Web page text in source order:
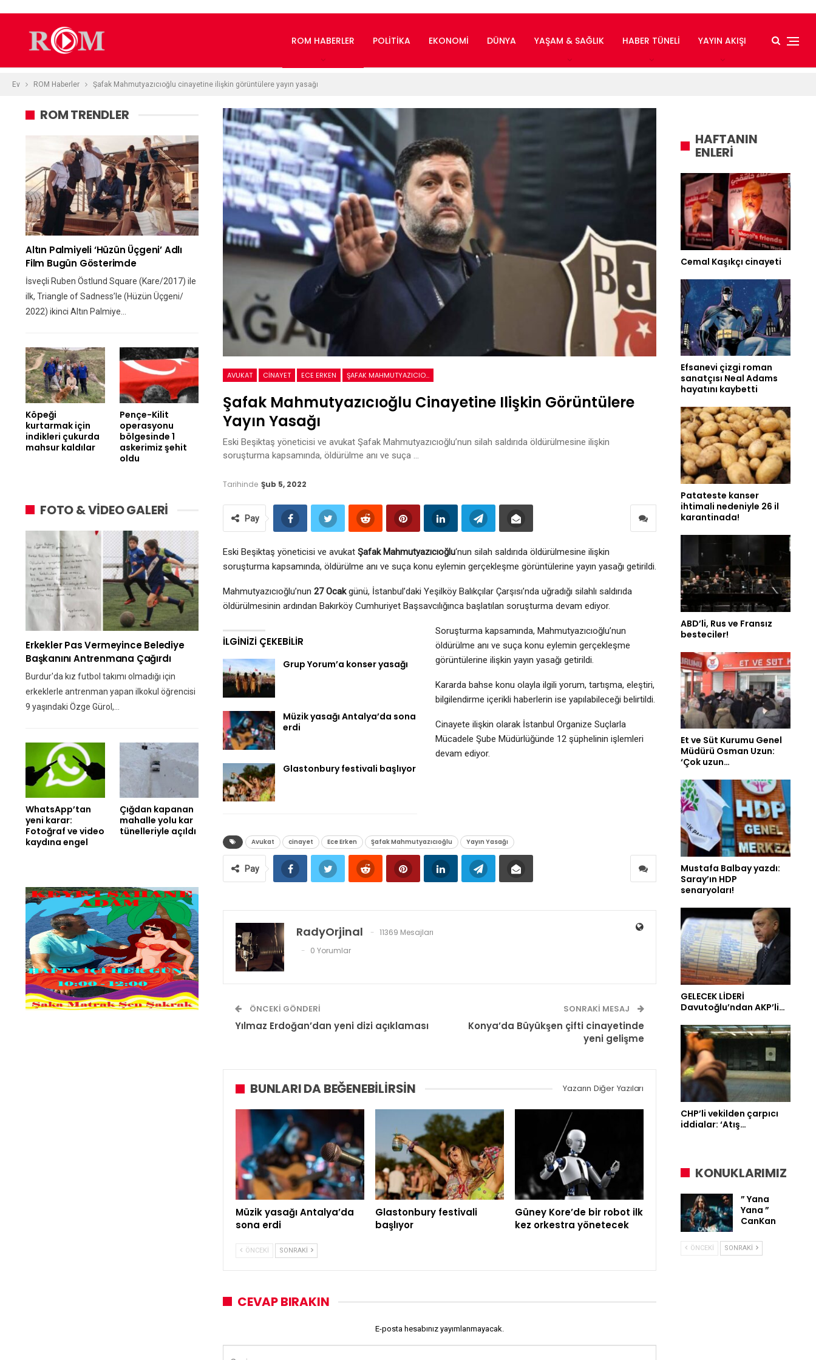
ROM HABERLER POLITIKA EKONOMI DÜNYA YAŞAM & SAĞLIK HABER TÜNELI YAYIN AKIŞI
Ev ROM Haberler Şafak Mahmutyazıcıoğlu cinayetine ilişkin görüntülere yayın yasağı
AVUKAT CINAYET ECE ERKEN ŞAFAK MAHMUTYAZICIOĞLU
Şafak Mahmutyazıcıoğlu Cinayetine Ilişkin Görüntülere
Yayın Yasağı
Eski Beşiktaş yöneticisi ve avukat Şafak Mahmutyazıcıoğlu’nun silah saldırıda öldürülmesine ilişkin
soruşturma kapsamında, öldürülme anı ve suça …
Tarihinde Şub 5, 2022
Pay
Eski Beşiktaş yöneticisi ve avukat Şafak Mahmutyazıcıoğlu‘nun silah saldırıda öldürülmesine ilişkin
soruşturma kapsamında, öldürülme anı ve suça konu eylemin gerçekleşme görüntülerine yayın yasağı getirildi.
Mahmutyazıcıoğlu’nun 27 Ocakgünü, İstanbul’daki Yeşilköy Balıkçılar Çarşısı’nda uğradığı silahlı saldırıda
öldürülmesinin ardından Bakırköy Cumhuriyet Başsavcılığınca başlatılan soruşturma devam ediyor.
İLGINIZI ÇEKEBILIR
Grup Yorum’a konser yasağı
Müzik yasağı Antalya’da sona
erdi
Glastonbury festivali başlıyor
Soruşturma kapsamında, Mahmutyazıcıoğlu’nun
öldürülme anı ve suça konu eylemin gerçekleşme
görüntülerine ilişkin yayın yasağı getirildi.
Kararda bahse konu olayla ilgili yorum, tartışma, eleştiri,
bilgilendirme içerikli haberlerin ise yapılabileceği belirtildi.
Cinayete ilişkin olarak İstanbul Organize Suçlarla
Mücadele Şube Müdürlüğünde 12 şüphelinin işlemleri
devam ediyor.
Avukat cinayet Ece Erken Şafak Mahmutyazıcıoğlu Yayın Yasağı
Pay
RadyOrjinal
11369 Mesajları
0 Yorumlar
ÖNCEKI GÖNDERI
Yılmaz Erdoğan’dan yeni dizi açıklaması
SONRAKI MESAJ
Konya’da Büyükşen çifti cinayetinde
yeni gelişme
BUNLARI DA BEĞENEBILIRSIN Yazarın Diğer Yazıları
Müzik yasağı Antalya’da
sona erdi
Glastonbury festivali
başlıyor
Güney Kore’de bir robot ilk
kez orkestra yönetecek
ÖNCEKI SONRAKI
CEVAP BIRAKIN
E-posta hesabınız yayımlanmayacak.
ROM TRENDLER
Altın Palmiyeli ‘Hüzün Üçgeni’ Adlı
Film Bugün Gösterimde
İsveçli Ruben Östlund Square (Kare/2017) ile
ilk, Triangle of Sadness’le (Hüzün Üçgeni/
2022) ikinci Altın Palmiye…
Köpeği
kurtarmak için
indikleri çukurda
mahsur kaldılar
Pençe-Kilit
operasyonu
bölgesinde 1
askerimiz şehit
oldu
FOTO & VİDEO GALERİ
Erkekler Pas Vermeyince Belediye
Başkanını Antrenmana Çağırdı
Burdur'da kız futbol takımı olmadığı için
erkeklerle antrenman yapan ilkokul öğrencisi
9 yaşındaki Özge Gürol,…
WhatsApp’tan
yeni karar:
Fotoğraf ve video
kaydına engel
Çığdan kapanan
mahalle yolu kar
tünelleriyle açıldı
HAFTANIN
ENLERİ
Cemal Kaşıkçı cinayeti
Efsanevi çizgi roman
sanatçısı Neal Adams
hayatını kaybetti
Patateste kanser
ihtimali nedeniyle 26 il
karantinada!
ABD’li, Rus ve Fransız
besteciler!
Et ve Süt Kurumu Genel
Müdürü Osman Uzun:
‘Çok uzun…
Mustafa Balbay yazdı:
Saray’ın HDP
senaryoları!
GELECEK LİDERİ
Davutoğlu’ndan AKP’li…
CHP’li vekilden çarpıcı
iddialar: ‘Atış…
KONUKLARIMIZ
” Yana
Yana ”
CanKan
ÖNCEKI SONRAKI